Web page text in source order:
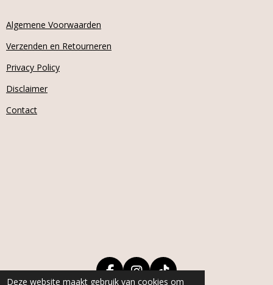
Deze website maakt gebruik van cookies om
Algemene Voorwaarden
Verzenden en Retourneren
Privacy Policy
Disclaimer
Contact
F